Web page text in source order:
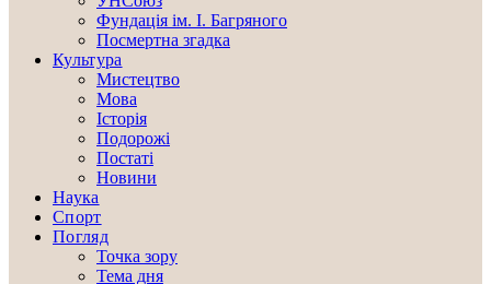
Фундація ім. І. Багряного
Посмертна згадка
Культура
Мистецтво
Мова
Історія
Подорожі
Постаті
Новини
Наука
Спорт
Погляд
Точка зору
Тема дня